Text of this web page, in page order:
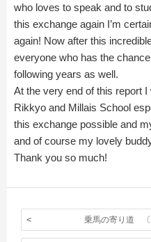
who loves to speak and to
this exchange again I’m
again! Now after this
everyone who has the
following years as well.
At the very end of this report
Rikkyo and Millais School
this exchange possible and
and of course my lovely
Thank you so much!
乗馬の寄り道 〔